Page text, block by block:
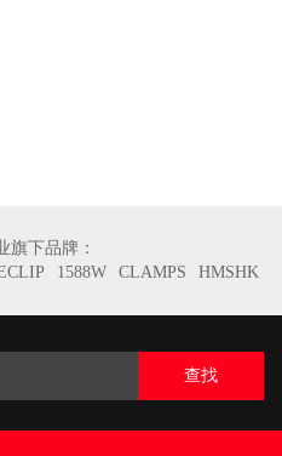
旗下品牌：
1588W CLAMPS HMSHK
查找